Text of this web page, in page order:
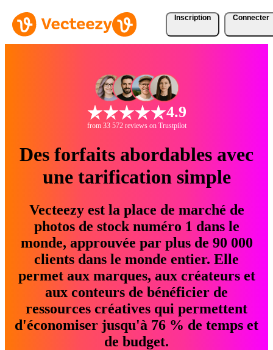
Inscription Connecter
4.9
from 33 572 reviews on Trustpilot
Des forfaits abordables avec
une tarification simple
Vecteezy est la place de marché de
photos de stock numéro 1 dans le
monde, approuvée par plus de 90 000
clients dans le monde entier. Elle
permet aux marques, aux créateurs et
aux conteurs de bénéficier de
ressources créatives qui permettent
d'économiser jusqu'à 76 % de temps et
de budget.